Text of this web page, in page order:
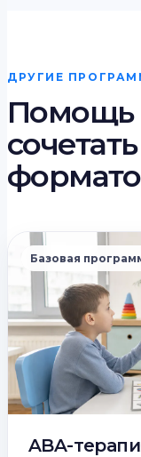
ДРУГИЕ
Помощь
Базовая
ABA-